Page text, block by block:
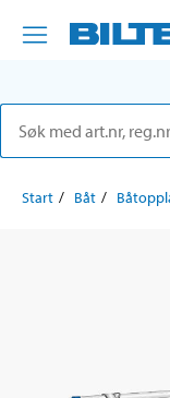
Start Båt